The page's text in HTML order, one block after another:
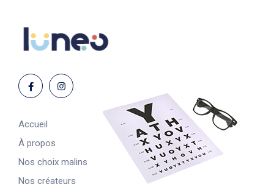
Accueil
À propos
Nos choix malins
Nos créateurs